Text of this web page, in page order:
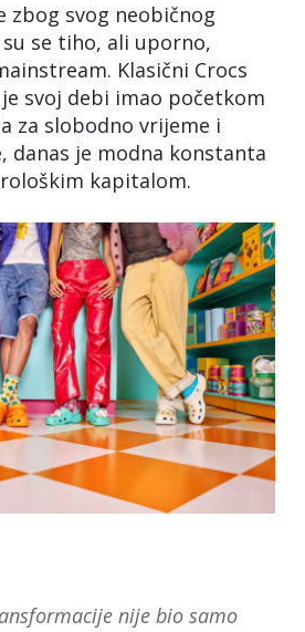
zbog svog neobičnog
su se tiho, ali uporno,
Klasični Crocs
svoj debi imao početkom
za slobodno vrijeme i
danas je modna konstanta
kapitalom.
nije bio samo